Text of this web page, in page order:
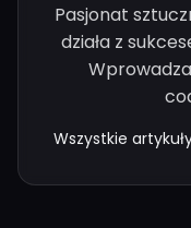
Pasjonat
działa z
Wszystkie